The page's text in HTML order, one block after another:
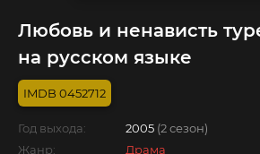
Любовь и ненависть
на русском языке
0452712
Год выхода: 2005 (2 сезон)
Жанр:
Драма